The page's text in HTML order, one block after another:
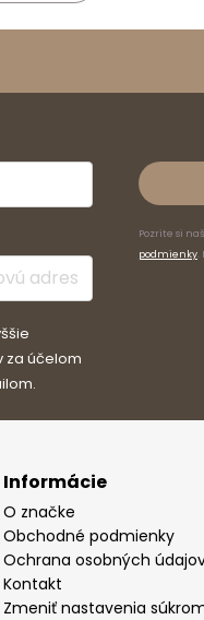
za účelom
Pozrite si
podmienky.
Informácie
O značke
Obchodné podmienky
Ochrana osobných
Kontakt
Zmeniť nastavenia